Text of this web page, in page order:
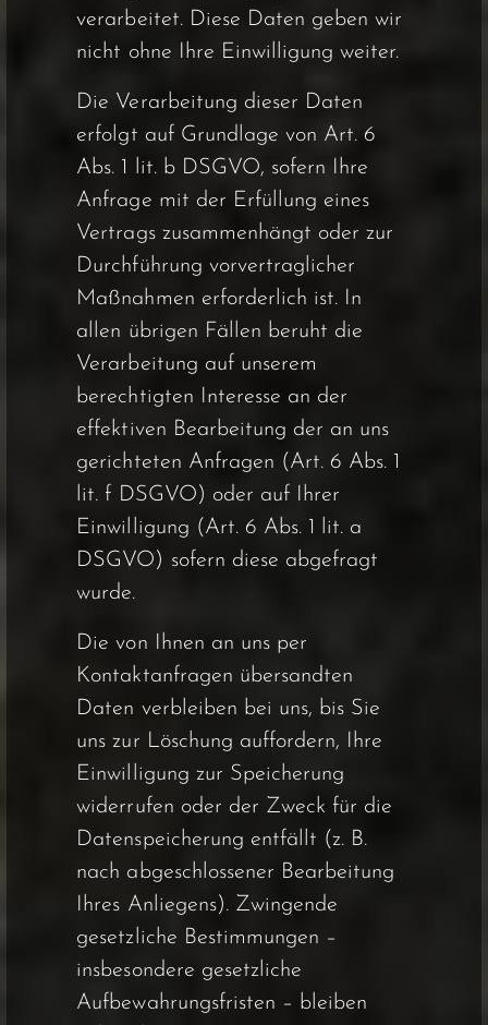
verarbeitet. Diese Daten geben wir
nicht ohne Ihre Einwilligung weiter.
Die Verarbeitung dieser Daten
erfolgt auf Grundlage von Art. 6
Abs. 1 lit. b DSGVO, sofern Ihre
Anfrage mit der Erfüllung eines
Vertrags zusammenhängt oder zur
Durchführung vorvertraglicher
Maßnahmen erforderlich ist. In
allen übrigen Fällen beruht die
Verarbeitung auf unserem
berechtigten Interesse an der
effektiven Bearbeitung der an uns
gerichteten Anfragen (Art. 6 Abs. 1
lit. f DSGVO) oder auf Ihrer
Einwilligung (Art. 6 Abs. 1 lit. a
DSGVO) sofern diese abgefragt
wurde.
Die von Ihnen an uns per
Kontaktanfragen übersandten
Daten verbleiben bei uns, bis Sie
uns zur Löschung auffordern, Ihre
Einwilligung zur Speicherung
widerrufen oder der Zweck für die
Datenspeicherung entfällt (z. B.
nach abgeschlossener Bearbeitung
Ihres Anliegens). Zwingende
gesetzliche Bestimmungen –
insbesondere gesetzliche
Aufbewahrungsfristen – bleiben